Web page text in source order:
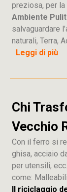
preziosa, per
Ambiente
salvaguardare
naturali, Terra,
Leggi di più
Chi
Vecchio
Con il ferro si
ghisa, acciaio
per utensili,
come:
Il riciclaggio